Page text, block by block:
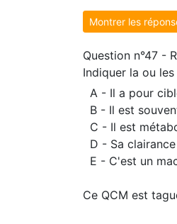
Montrer les
Question n°47 -
Indiquer la ou
A - Il a pour
B - Il est
C - Il est
D - Sa
E - C'est un
Ce QCM est